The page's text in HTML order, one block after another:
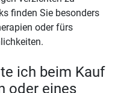
finden Sie besonders
oder fürs
ich beim Kauf
oder eines